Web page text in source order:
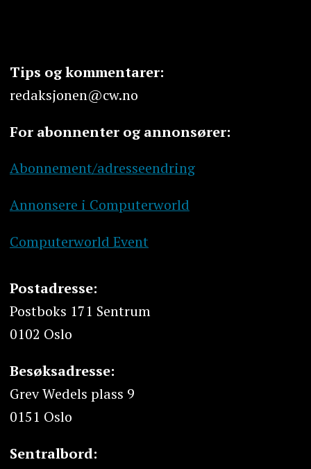
Tips og kommentarer:
redaksjonen@cw.no
For abonnenter og annonsører:
Abonnement/adresseendring
Annonsere i Computerworld
Computerworld Event
Postadresse:
Postboks 171 Sentrum
0102 Oslo
Besøksadresse:
Grev Wedels plass 9
0151 Oslo
Sentralbord: